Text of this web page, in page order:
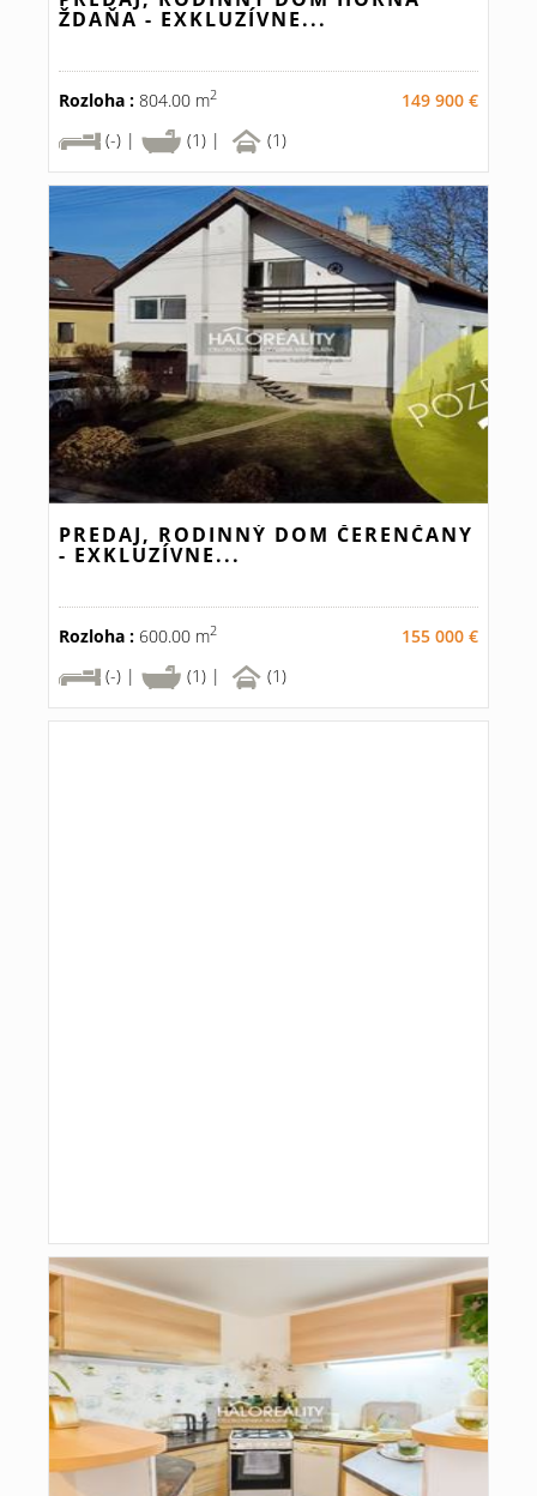
ŽDAŇA - EXKLUZÍVNE...
Rozloha : 804.00 m2
149 900 €
(-) |
(1) | (1)
PREDAJ, RODINNÝ DOM ČERENČANY
- EXKLUZÍVNE...
Rozloha : 600.00 m2
155 000 €
(-) |
(1) | (1)